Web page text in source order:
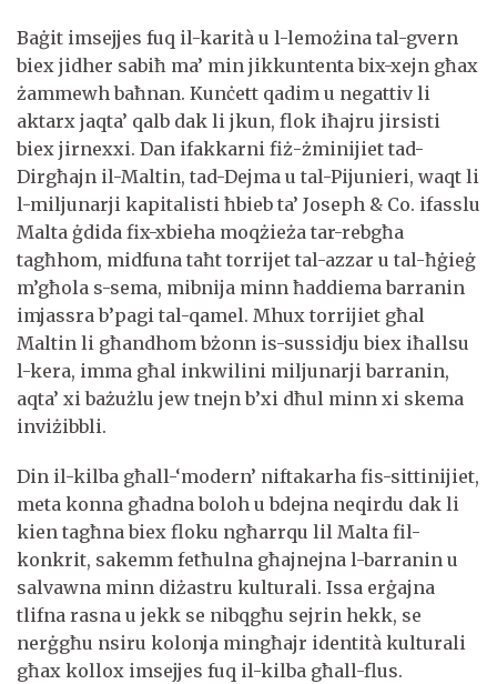
Baġit imsejjes fuq il-karità u l-lemożina tal-gvern
biex jidher sabiħ ma’ min jikkuntenta bix-xejn għax
żammewh baħnan. Kunċett qadim u negattiv li
aktarx jaqta’ qalb dak li jkun, flok iħajru jirsisti
biex jirnexxi. Dan ifakkarni fiż-żminijiet tad-
Dirgħajn il-Maltin, tad-Dejma u tal-Pijunieri, waqt li
l-miljunarji kapitalisti ħbieb ta’ Joseph & Co. ifasslu
Malta ġdida fix-xbieha moqżieża tar-rebgħa
tagħhom, midfuna taħt torrijet tal-azzar u tal-ħġieġ
m’għola s-sema, mibnija minn ħaddiema barranin
imjassra b’pagi tal-qamel. Mhux torrijiet għal
Maltin li għandhom bżonn is-sussidju biex iħallsu
l-kera, imma għal inkwilini miljunarji barranin,
aqta’ xi bażużlu jew tnejn b’xi dħul minn xi skema
inviżibbli.
Din il-kilba għall-‘modern’ niftakarha fis-sittinijiet,
meta konna għadna boloh u bdejna neqirdu dak li
kien tagħna biex floku ngħarrqu lil Malta fil-
konkrit, sakemm fetħulna għajnejna l-barranin u
salvawna minn diżastru kulturali. Issa erġajna
tlifna rasna u jekk se nibqgħu sejrin hekk, se
nerġgħu nsiru kolonja mingħajr identità kulturali
għax kollox imsejjes fuq il-kilba għall-flus.